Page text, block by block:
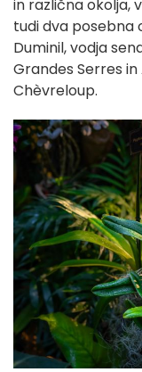
in različna okolja,
tudi dva posebna
Duminil, vodja
Grandes Serres
Chèvreloup.